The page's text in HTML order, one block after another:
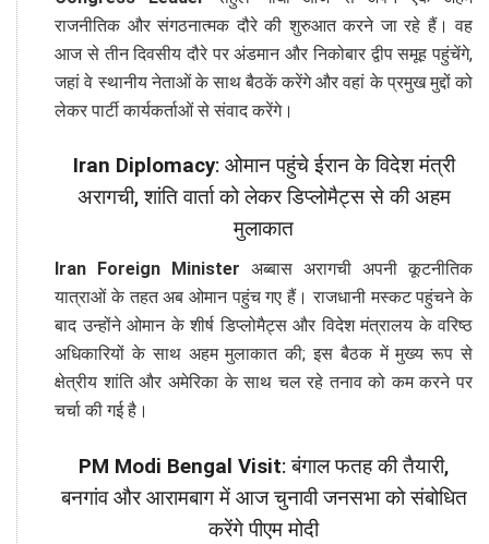
राजनीतिक और संगठनात्मक दौरे की शुरुआत करने जा रहे हैं। वह
आज से तीन दिवसीय दौरे पर अंडमान और निकोबार द्वीप समूह पहुंचेंगे,
जहां वे स्थानीय नेताओं के साथ बैठकें करेंगे और वहां के प्रमुख मुद्दों को
लेकर पार्टी कार्यकर्ताओं से संवाद करेंगे।
Iran Diplomacy: ओमान पहुंचे ईरान के विदेश मंत्री
अरागची, शांति वार्ता को लेकर डिप्लोमैट्स से की अहम
मुलाकात
Iran Foreign Minister अब्बास अरागची अपनी कूटनीतिक
यात्राओं के तहत अब ओमान पहुंच गए हैं। राजधानी मस्कट पहुंचने के
बाद उन्होंने ओमान के शीर्ष डिप्लोमैट्स और विदेश मंत्रालय के वरिष्ठ
अधिकारियों के साथ अहम मुलाकात की; इस बैठक में मुख्य रूप से
क्षेत्रीय शांति और अमेरिका के साथ चल रहे तनाव को कम करने पर
चर्चा की गई है।
PM Modi Bengal Visit: बंगाल फतह की तैयारी,
बनगांव और आरामबाग में आज चुनावी जनसभा को संबोधित
करेंगे पीएम मोदी